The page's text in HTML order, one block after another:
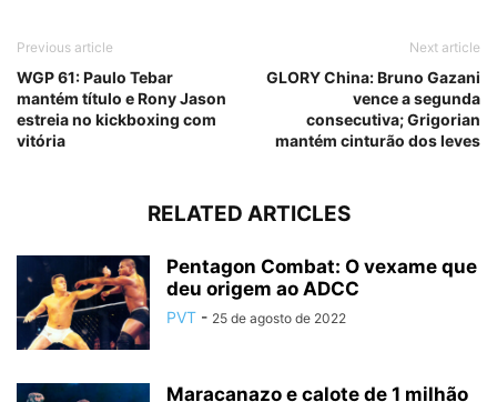
Previous article
WGP 61: Paulo Tebar
mantém título e Rony Jason
estreia no kickboxing com
vitória
Next article
GLORY China: Bruno Gazani
vence a segunda
consecutiva; Grigorian
mantém cinturão dos leves
RELATED ARTICLES
Pentagon Combat: O vexame que
deu origem ao ADCC
PVT - 25 de agosto de 2022
Maracanazo e calote de 1 milhão